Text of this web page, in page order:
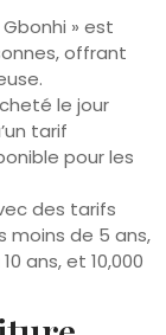
» est
offrant
le jour
tarif
pour les
des tarifs
moins de 5 ans,
ans, et 10,000